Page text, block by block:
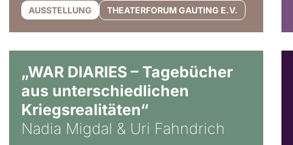
AUSSTELLUNG THEATERFORUM GAUTING E.V.
„WAR DIARIES – Tagebücher
aus unterschiedlichen
Kriegsrealitäten“
Nadia Migdal & Uri Fahndrich